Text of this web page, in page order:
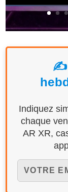
✍️
Indiquez
chaque
AR XR,